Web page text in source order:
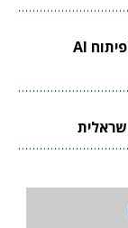
Limitless Labs גייסה 20 מיליון דולר לפיתוח AI